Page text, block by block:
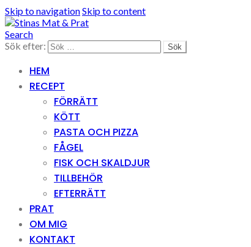
Skip to navigationSkip to content
Search
Sök efter:
HEM
RECEPT
FÖRRÄTT
KÖTT
PASTA OCH PIZZA
FÅGEL
FISK OCH SKALDJUR
TILLBEHÖR
EFTERRÄTT
PRAT
OM MIG
KONTAKT